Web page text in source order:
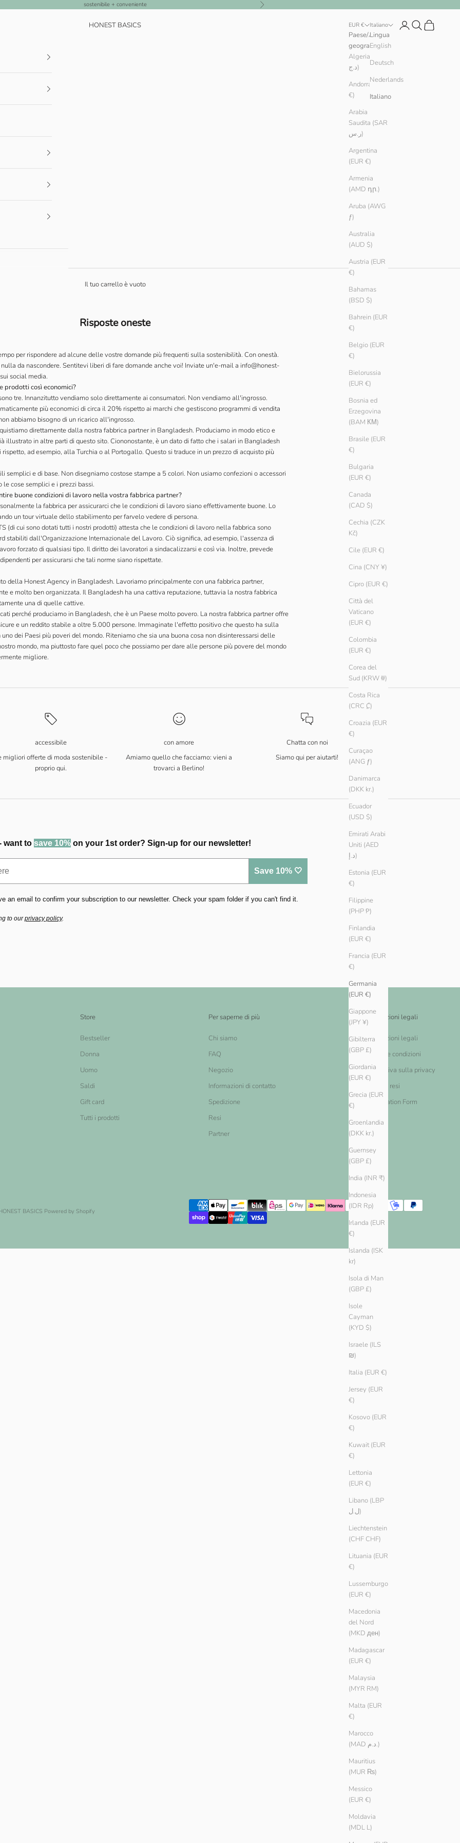
sostenibile + conveniente Successivo
HONEST BASICS EUR €
Paese/Area
geografica
Algeria (DZD
د.ج)
Andorra (EUR
€)
Arabia
Saudita (SAR
ر.س)
Argentina
(EUR €)
Armenia
(AMD դր.)
Aruba (AWG
ƒ)
Australia
(AUD $)
Austria (EUR
€)
Bahamas
(BSD $)
Bahrein (EUR
€)
Belgio (EUR
€)
Bielorussia
(EUR €)
Bosnia ed
Erzegovina
(BAM КМ)
Brasile (EUR
€)
Bulgaria
(EUR €)
Canada
(CAD $)
Cechia (CZK
Kč)
Cile (EUR €)
Cina (CNY ¥)
Cipro (EUR €)
Città del
Vaticano
(EUR €)
Colombia
(EUR €)
Corea del
Sud (KRW ₩)
Costa Rica
(CRC ₡)
Croazia (EUR
€)
Curaçao
(ANG ƒ)
Danimarca
(DKK kr.)
Ecuador
(USD $)
Emirati Arabi
Uniti (AED
د.إ)
Estonia (EUR
€)
Filippine
(PHP ₱)
Finlandia
(EUR €)
Francia (EUR
€)
Germania
(EUR €)
Giappone
(JPY ¥)
Gibilterra
(GBP £)
Giordania
(EUR €)
Grecia (EUR
€)
Groenlandia
(DKK kr.)
Guernsey
(GBP £)
India (INR ₹)
Indonesia
(IDR Rp)
Irlanda (EUR
€)
Islanda (ISK
kr)
Isola di Man
(GBP £)
Isole
Cayman
(KYD $)
Israele (ILS
₪)
Italia (EUR €)
Jersey (EUR
€)
Kosovo (EUR
€)
Kuwait (EUR
€)
Lettonia
(EUR €)
Libano (LBP
ل.ل)
Liechtenstein
(CHF CHF)
Lituania (EUR
€)
Lussemburgo
(EUR €)
Macedonia
del Nord
(MKD ден)
Madagascar
(EUR €)
Malaysia
(MYR RM)
Malta (EUR
€)
Marocco
(MAD د.م.)
Mauritius
(MUR ₨)
Messico
(EUR €)
Moldavia
(MDL L)
Italiano
Lingua
English
Deutsch
Nederlands
Italiano
LoginCercaCarrello
Il tuo carrello è vuoto
Risposte oneste
per rispondere ad alcune delle vostre domande più frequenti sulla sostenibilità. Con onestà.
da nascondere. Sentitevi liberi di fare domande anche voi! Inviate un'e-mail a info@honest-
social media.
prodotti così economici?
tre. Innanzitutto vendiamo solo direttamente ai consumatori. Non vendiamo all'ingrosso.
più economici di circa il 20% rispetto ai marchi che gestiscono programmi di vendita
abbiamo bisogno di un ricarico all'ingrosso.
direttamente dalla nostra fabbrica partner in Bangladesh. Produciamo in modo etico e
illustrato in altre parti di questo sito. Ciononostante, è un dato di fatto che i salari in Bangladesh
ad esempio, alla Turchia o al Portogallo. Questo si traduce in un prezzo di acquisto più
semplici e di base. Non disegniamo costose stampe a 5 colori. Non usiamo confezioni o accessori
cose semplici e i prezzi bassi.
buone condizioni di lavoro nella vostra fabbrica partner?
la fabbrica per assicurarci che le condizioni di lavoro siano effettivamente buone. Lo
un tour virtuale dello stabilimento per farvelo vedere di persona.
(di cui sono dotati tutti i nostri prodotti) attesta che le condizioni di lavoro nella fabbrica sono
stabiliti dall'Organizzazione Internazionale del Lavoro. Ciò significa, ad esempio, l'assenza di
forzato di qualsiasi tipo. Il diritto dei lavoratori a sindacalizzarsi e così via. Inoltre, prevede
per assicurarsi che tali norme siano rispettate.
della Honest Agency in Bangladesh. Lavoriamo principalmente con una fabbrica partner,
e molto ben organizzata. Il Bangladesh ha una cattiva reputazione, tuttavia la nostra fabbrica
una di quelle cattive.
perché produciamo in Bangladesh, che è un Paese molto povero. La nostra fabbrica partner offre
e un reddito stabile a oltre 5.000 persone. Immaginate l'effetto positivo che questo ha sulla
dei Paesi più poveri del mondo. Riteniamo che sia una buona cosa non disinteressarsi delle
mondo, ma piuttosto fare quel poco che possiamo per dare alle persone più povere del mondo
migliore.
accessibile
migliori offerte di moda sostenibile -
proprio qui.
con amore
Amiamo quello che facciamo: vieni a
trovarci a Berlino!
Chatta con noi
Siamo qui per aiutarti!
want to save 10%on your 1st order? Sign-up for our newsletter!
Save 10% 🤍
an email to confirm your subscription to our newsletter. Check your spam folder if you can't find it.
to ourprivacy policy.
Store
Bestseller
Donna
Uomo
Saldi
Gift card
Tutti i prodotti
Per saperne di più
Chi siamo
FAQ
Negozio
Informazioni di contatto
Spedizione
Resi
Partner
Informazioni legali
Informazioni legali
Termini e condizioni
Informativa sulla privacy
Cambi e resi
Cancellation Form
BASICS Powered by Shopify